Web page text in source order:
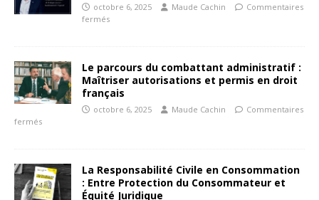
octobre 6, 2025 Maude Cachin
Commentaires
fermés
Le parcours du combattant administratif :
Maîtriser autorisations et permis en droit
français
octobre 6, 2025 Maude Cachin
Commentaires
fermés
La Responsabilité Civile en Consommation
: Entre Protection du Consommateur et
Équité Juridique